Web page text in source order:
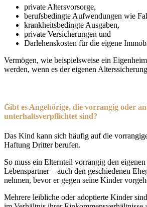
private Altersvorsorge,
berufsbedingte Aufwendungen wie
krankheitsbedingte Ausgaben,
private Versicherungen und
Darlehenskosten für die eigene
Vermögen, wie beispielsweise ein
werden, wenn es der eigenen
Gibt es Angehörige, die vorrangig oder
unterhaltsverpflichtet sind?
Das Kind kann sich häufig auf die
Haftung Dritter berufen.
So muss ein Elternteil vorrangig den
Lebenspartner – auch den geschiedenen
nehmen, bevor er gegen seine Kinder
Mehrere leibliche oder adoptierte Kinder